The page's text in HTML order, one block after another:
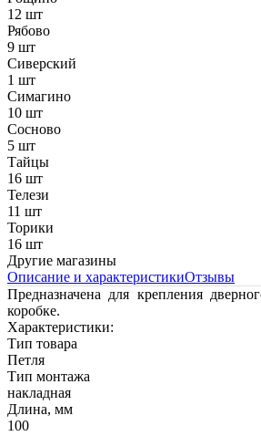
12 шт
Рябово
9 шт
Сиверский
1 шт
Симагино
10 шт
Сосново
5 шт
Тайцы
16 шт
Телези
11 шт
Торики
16 шт
Другие магазины
Описание и характеристикиОтзывы
Предназначена для крепления
коробке.
Характеристики:
Тип товара
Петля
Тип монтажа
накладная
Длина, мм
100